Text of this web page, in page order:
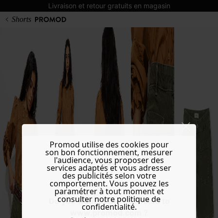
Livraison et retour gratuits en magasin
Do you want to be redirected to
www.promod.com ?
Shorts
Promod utilise des cookies pour
son bon fonctionnement, mesurer
l'audience, vous proposer des
services adaptés et vous adresser
des publicités selon votre
comportement. Vous pouvez les
paramétrer à tout moment et
consulter notre politique de
confidentialité.